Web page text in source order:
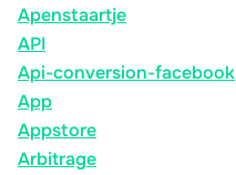
Apenstaartje
API
Api-conversion-facebook
App
Appstore
Arbitrage